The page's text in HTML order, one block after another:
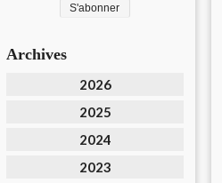
Archives
2026
2025
2024
2023